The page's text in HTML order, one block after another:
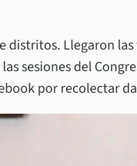
distritos. Llegaron
sesiones del
por recolectar